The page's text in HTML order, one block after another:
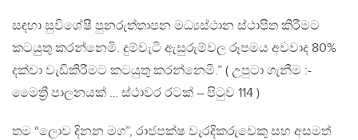
සඳහා සුවිශේෂී පුනරුත්තාපන මධ්‍යස්ථාන ස්ථාපිත කිරීමට
කටයුතු කරන්නෙමි. දුම්වැටි ඇසුරුම්වල රූපමය අවවාද 80%
දක්වා වැඩිකිරීමට කටයුතු කරන්නෙමි.” ( උපුටා ගැනීම :-
මෛත්‍රී පාලනයක් … ස්ථාවර රටක් – පිටුව 114 )
තම “ලොව දිනන මග”, රාජපක්ෂ වැරදිකරුවෙකු සහ අසමත්